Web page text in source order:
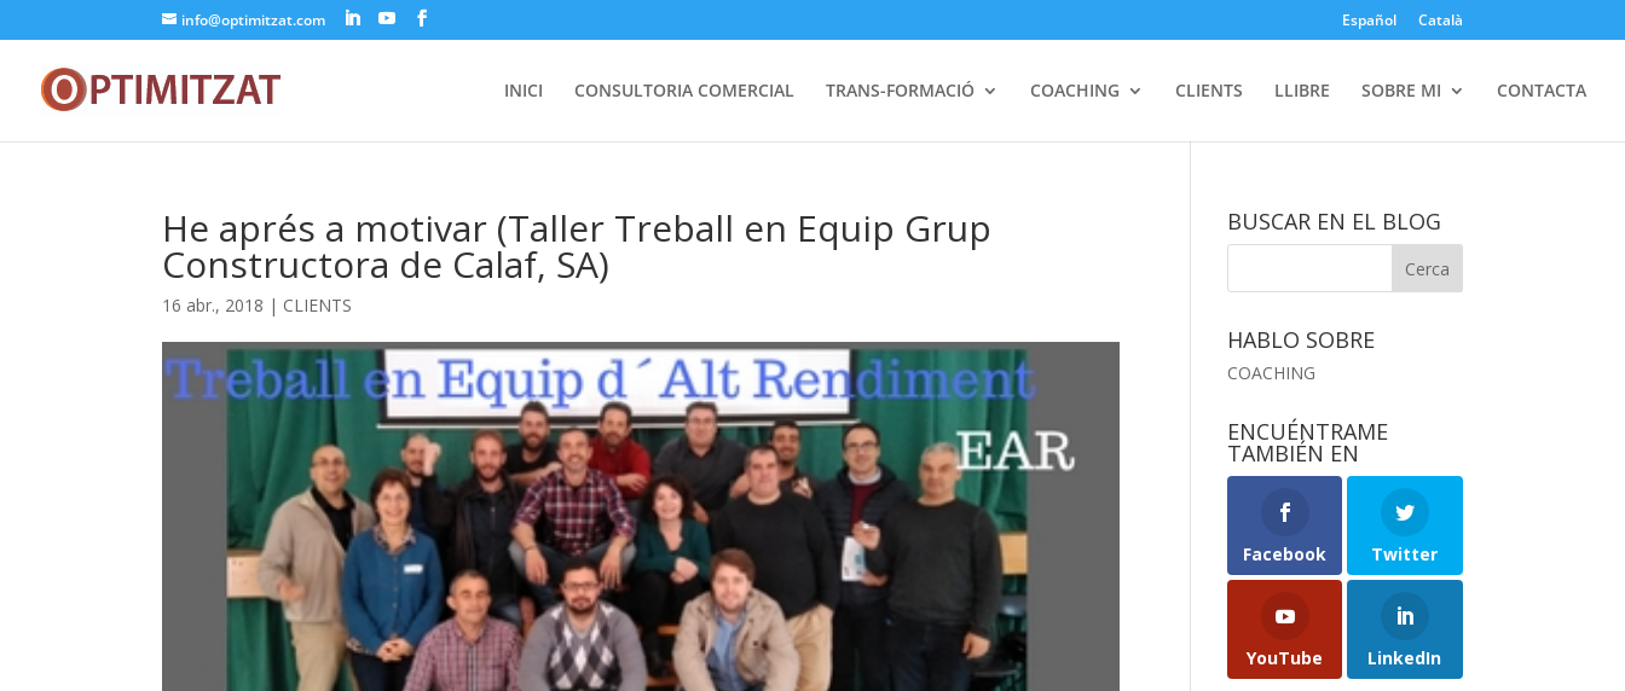
info@optimitzat.com Español Català
INICI CONSULTORIA COMERCIAL TRANS-FORMACIÓ COACHING CLIENTS LLIBRE SOBRE MI CONTACTA
He aprés a motivar (Taller Treball en Equip Grup
Constructora de Calaf, SA)
16 abr., 2018 | CLIENTS
BUSCAR EN EL BLOG
HABLO SOBRE
COACHING
ENCUÉNTRAME
TAMBIÉN EN
Facebook Twitter
YouTube LinkedIn